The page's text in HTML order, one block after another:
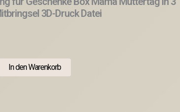
3D-Druck Datei
In den Warenkorb